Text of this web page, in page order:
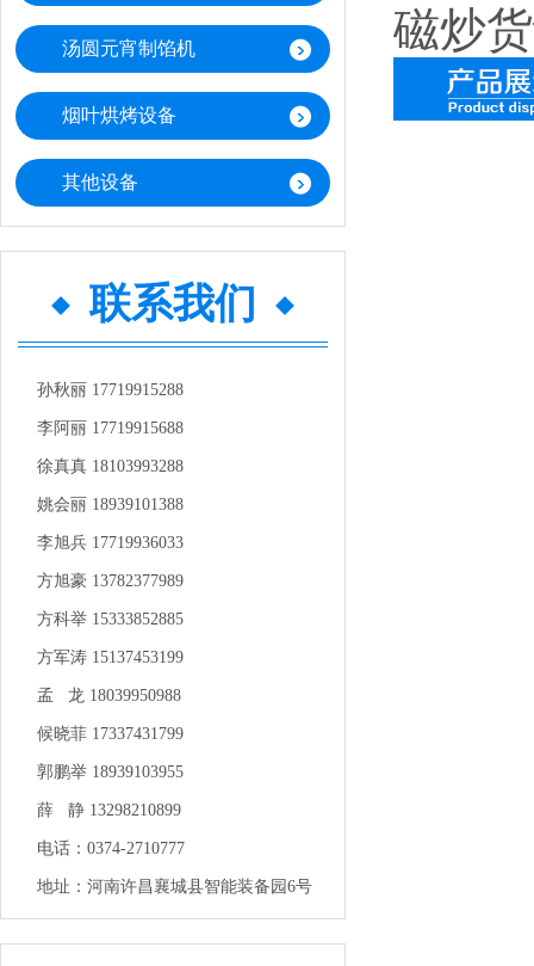
汤圆元宵制馅机
烟叶烘烤设备
其他设备
联系我们
孙秋丽 17719915288
李阿丽 17719915688
徐真真 18103993288
姚会丽 18939101388
李旭兵 17719936033
方旭豪 13782377989
方科举 15333852885
方军涛 15137453199
孟 龙 18039950988
候晓菲 17337431799
郭鹏举 18939103955
薛 静 13298210899
电话：0374-2710777
地址：河南许昌襄城县智能装备园6号
磁炒